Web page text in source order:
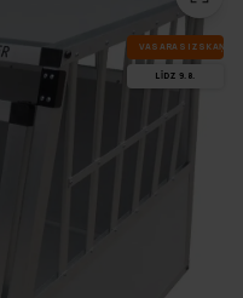
VA­SA­RAS IZ­SKA­ŅA
LĪDZ 9.8.